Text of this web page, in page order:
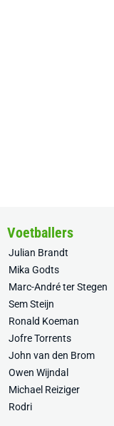
Voetballers
Julian Brandt
Mika Godts
Marc-André ter Stegen
Sem Steijn
Ronald Koeman
Jofre Torrents
John van den Brom
Owen Wijndal
Michael Reiziger
Rodri